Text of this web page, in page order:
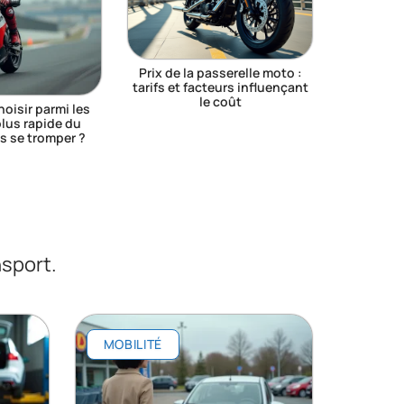
parmi les
rapide du
se tromper ?
Prix de la passerelle moto :
tarifs et facteurs influençant
le coût
MOBILITÉ